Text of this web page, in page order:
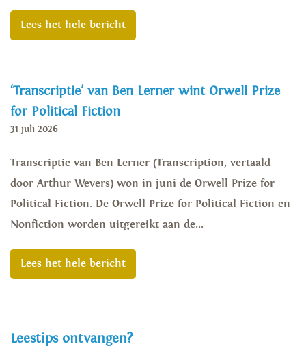
Lees het hele bericht
‘Transcriptie’ van Ben Lerner wint Orwell Prize
for Political Fiction
31 juli 2026
Transcriptie van Ben Lerner (Transcription, vertaald
door Arthur Wevers) won in juni de Orwell Prize for
Political Fiction. De Orwell Prize for Political Fiction en
Nonfiction worden uitgereikt aan de...
Lees het hele bericht
Leestips ontvangen?